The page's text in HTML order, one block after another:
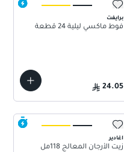
برايفت
فوط ماكسي ليلية 24 قطعة
24.05
اغادير
زيت الأرجان المعالج 118مل